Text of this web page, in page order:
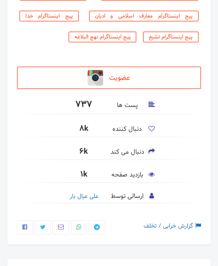
پیج اینستاگرام معارف اسلامی و ادیان پیج اینستاگرام خدا
پیج اینستاگرام تشیع پیج اینستاگرام نهج البلاغه
عضویت
پست ها 737
دنبال کننده 8k
دنبال می کند 6k
بازدید صفحه 1k
ارسالی توسط علی عیال بار
گزارش خرابی / تخلف